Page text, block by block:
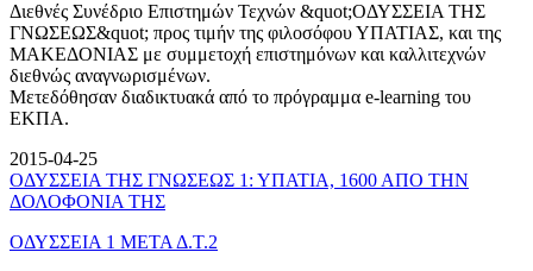
Διεθνές Συνέδριο Επιστημών Τεχνών &quot;ΟΔΥΣΣΕΙΑ ΤΗΣ
ΓΝΩΣΕΩΣ&quot; προς τιμήν της φιλοσόφου ΥΠΑΤΙΑΣ, και της
ΜΑΚΕΔΟΝΙΑΣ με συμμετοχή επιστημόνων και καλλιτεχνών
διεθνώς αναγνωρισμένων.
Μετεδόθησαν διαδικτυακά από το πρόγραμμα e-learning του
ΕΚΠΑ.
2015-04-25
ΟΔΥΣΣΕΙΑ ΤΗΣ ΓΝΩΣΕΩΣ 1: ΥΠΑΤΙΑ, 1600 ΑΠΟ ΤΗΝ
ΔΟΛΟΦΟΝΙΑ ΤΗΣ
ΟΔΥΣΣΕΙΑ 1 ΜΕΤΑ Δ.Τ.2